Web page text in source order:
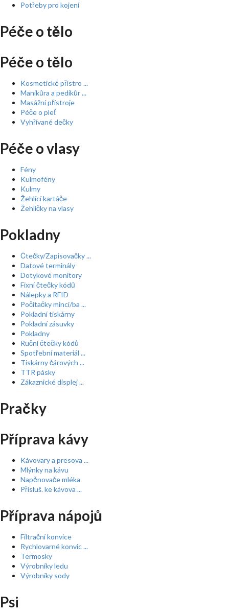
Potřeby pro kojení
Péče o tělo
Péče o tělo
Kosmetické přístro ...
Manikůra a pedikůr ...
Masážní přístroje
Péče o pleť
Vyhřívané dečky
Péče o vlasy
Fény
Kulmofény
Kulmy
Žehlící kartáče
Žehličky na vlasy
Pokladny
Čtečky/Zapisovačky ...
Datové terminály
Dotykové monitory
Fixní čtečky kódů
Nálepky a RFID
Počítačky mincí/ba ...
Pokladní tiskárny
Pokladní zásuvky
Pokladny
Ruční čtečky kódů
Spotřební materiál ...
Tiskárny čárových ...
TTR pásky
Zákaznické displej ...
Pračky
Příprava kávy
Kávovary a presova ...
Mlýnky na kávu
Napěnovače mléka
Přísluš. ke kávova ...
Příprava nápojů
Filtrační konvice
Rychlovarné konvic ...
Termosky
Výrobníky ledu
Výrobníky sody
Psi